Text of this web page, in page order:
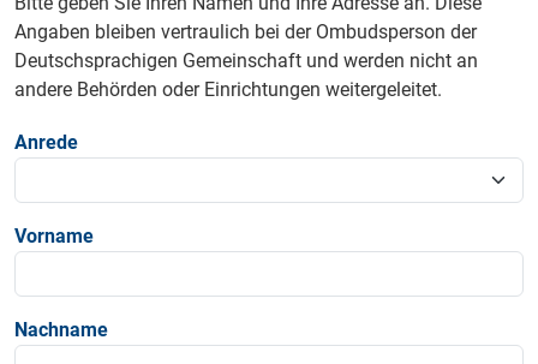
Angaben bleiben vertraulich bei der Ombudsperson der
Deutschsprachigen Gemeinschaft und werden nicht an
andere Behörden oder Einrichtungen weitergeleitet.
Anrede
Vorname
Nachname